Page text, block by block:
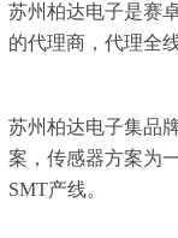
苏州柏达电子是赛
的代理商，代理全
苏州柏达电子集品
案，传感器方案为
SMT产线。